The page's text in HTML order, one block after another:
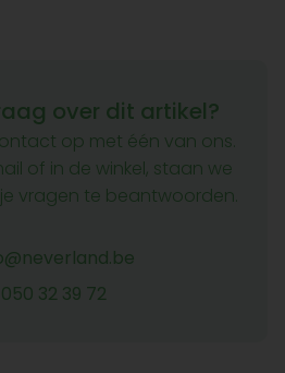
over dit artikel?
op met één van ons.
of in de winkel, staan we
vragen te beantwoorden.
050 32 39 72